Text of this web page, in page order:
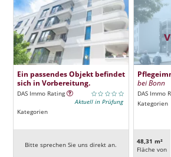
Ein passendes Objekt befindet
sich in Vorbereitung.
DAS Immo Rating
Aktuell in Prüfung
Kategorien
Bitte sprechen Sie uns direkt an.
bei Bonn
DAS Immo
Kategorien
48,31 m²
Fläche von